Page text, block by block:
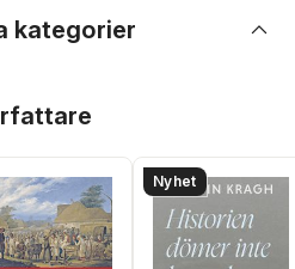
kategorier
Nyhet